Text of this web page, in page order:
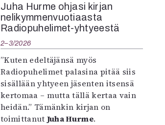
Juha Hurme ohjasi kirjan
nelikymmenvuotiaasta
Radiopuhelimet-yhtyeestä
2–3/2026
”Kuten edeltäjänsä myös
Radiopuhelimet palasina pitää siis
sisällään yhtyeen jäsenten itsensä
kertomaa – mutta tällä kertaa vain
heidän.” Tämänkin kirjan on
toimittanut Juha Hurme.